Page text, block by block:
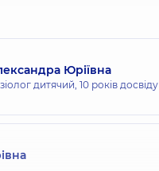
Юріївна
дитячий, 10 років досвіду